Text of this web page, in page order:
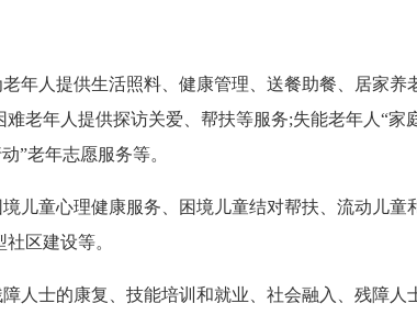
年人提供生活照料、健康管理、送餐助餐、居家
难老年人提供探访关爱、帮扶等服务;失能老年人“
”老年志愿服务等。
儿童心理健康服务、困境儿童结对帮扶、流动儿
区建设等。
人士的康复、技能培训和就业、社会融入、残障人